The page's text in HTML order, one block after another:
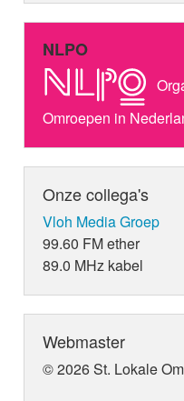
NLPO
Omroepen in
Onze collega's
Vloh Media Groep
99.60 FM ether
89.0 MHz kabel
Webmaster
© 2026 St. Lokale